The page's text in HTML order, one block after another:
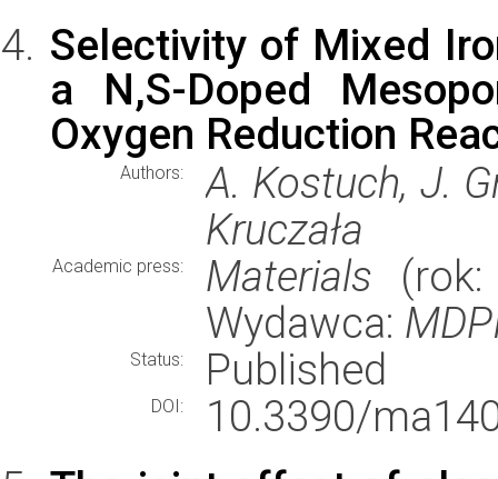
Selectivity of Mixed
a N,S-Doped
Oxygen Reduction
Authors:
A. Kostuch, J.
Kruczała
Academic press: Materials
Wydawca:
Status: Published
DOI:
10.3390/